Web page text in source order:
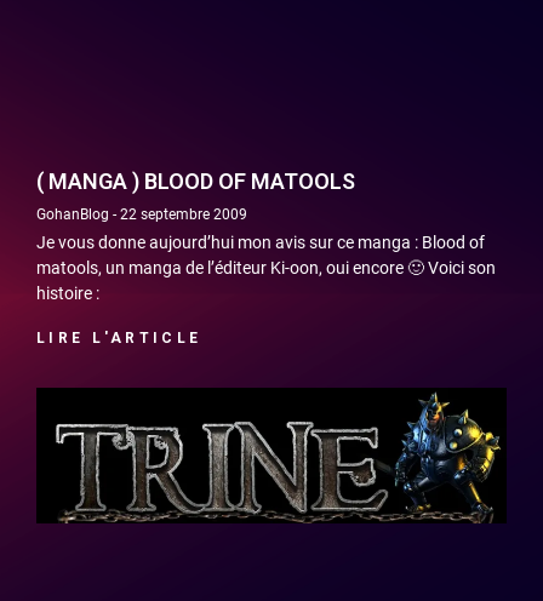
( MANGA ) BLOOD OF MATOOLS
GohanBlog 22 septembre 2009
Je vous donne aujourd’hui mon avis sur ce manga : Blood of
matools, un manga de l’éditeur Ki-oon, oui encore 🙂 Voici son
histoire :
LIRE L'ARTICLE